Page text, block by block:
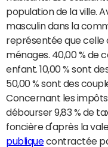
population de la ville.
masculin dans la
représentée que celle
ménages. 40,00 % de
enfant. 10,00 % sont
50,00 % sont des
Concernant les
débourser 9,83 % de
foncière d'après la
publiquecontractée